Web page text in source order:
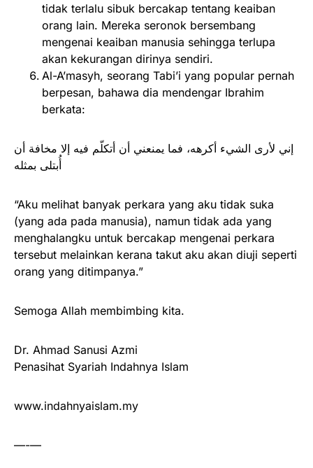
tidak terlalu sibuk bercakap tentang keaiban
orang lain. Mereka seronok bersembang
mengenai keaiban manusia sehingga terlupa
akan kekurangan dirinya sendiri.
Al-A’masyh, seorang Tabi’i yang popular pernah
berpesan, bahawa dia mendengar Ibrahim
berkata:
إني لأرى الشيء أكرهه، فما يمنعني أن أتكلّم فيه إلا مخافة أن
أُبتلى بمثله
“Aku melihat banyak perkara yang aku tidak suka
(yang ada pada manusia), namun tidak ada yang
menghalangku untuk bercakap mengenai perkara
tersebut melainkan kerana takut aku akan diuji seperti
orang yang ditimpanya.”
Semoga Allah membimbing kita.
Dr. Ahmad Sanusi Azmi
Penasihat Syariah Indahnya Islam
www.indahnyaislam.my
—-—